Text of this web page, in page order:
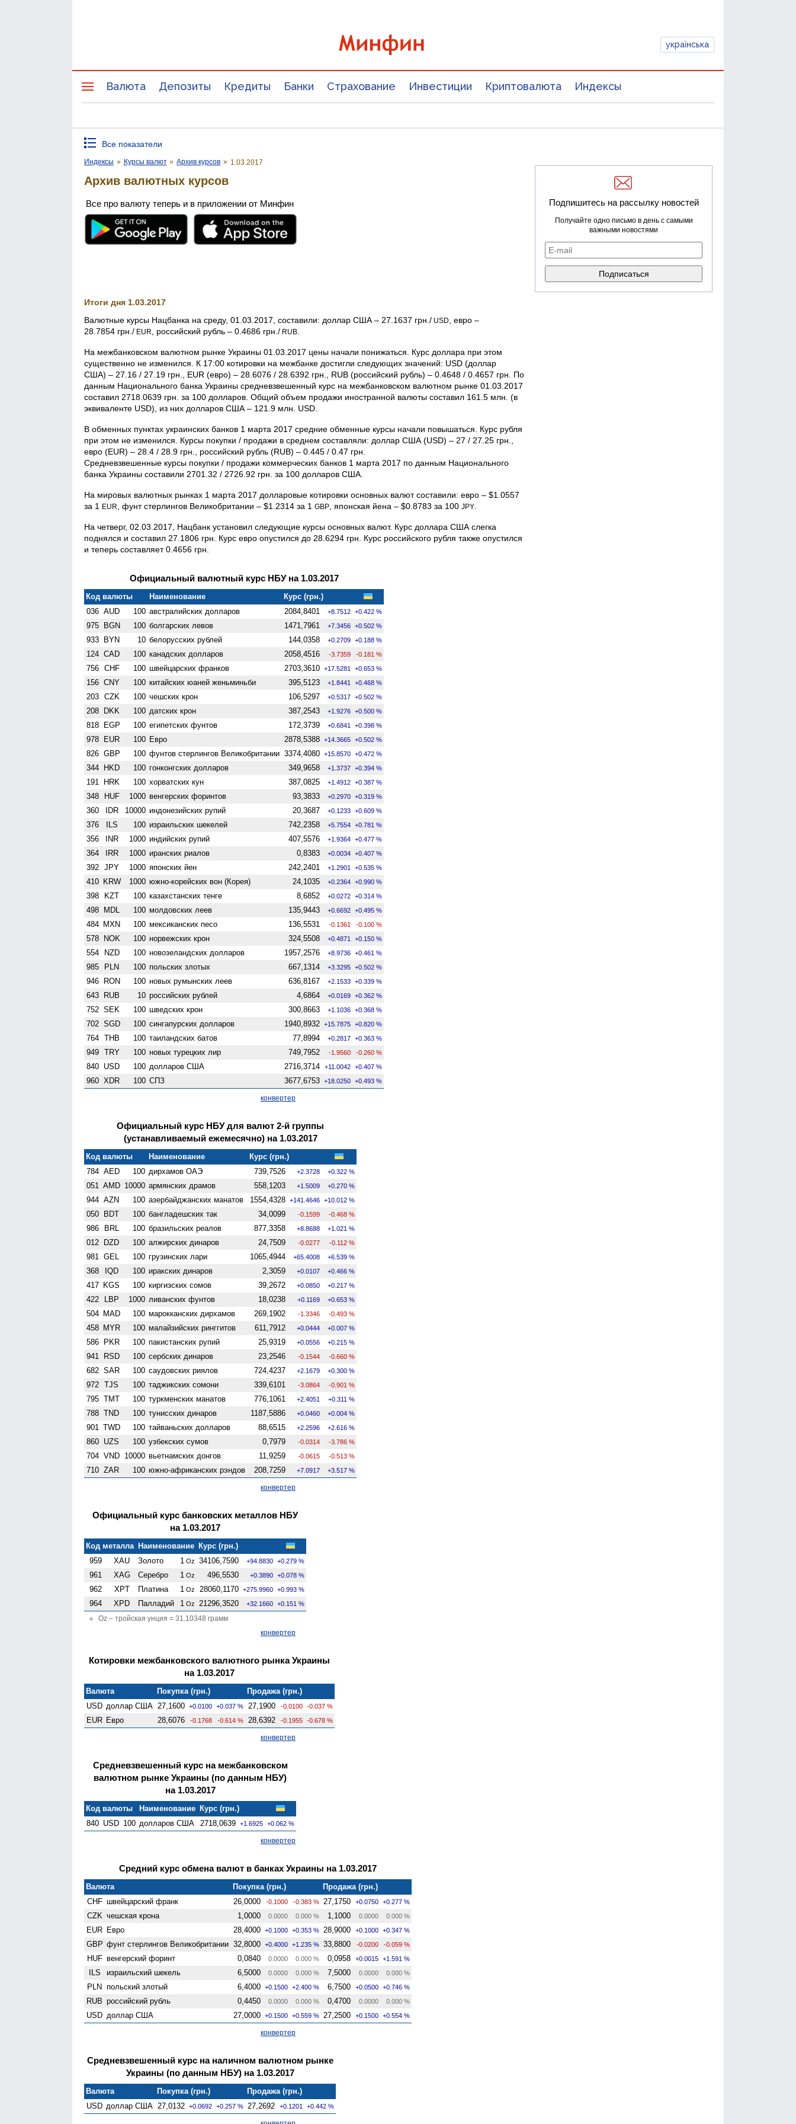
українська
Валюта Депозиты Кредиты Банки Страхование Инвестиции Криптовалюта Индексы
Все показатели
Индексы » Курсы валют » Архив курсов » 1.03.2017
Архив валютных курсов
Все про валюту теперь и в приложении от Минфин
Итоги дня 1.03.2017
Валютные курсы Нацбанка на среду, 01.03.2017, составили: доллар США – 27.1637 грн./ USD
, евро –
28.7854 грн./ EUR , российский рубль – 0.4686 грн./ RUB
На межбанковском валютном рынке Украины 01.03.2017 цены начали понижаться. Курс доллара при этом
существенно не изменился. К 17:00 котировки на межбанке достигли следующих значений: USD (доллар
США) – 27.16 / 27.19 грн., EUR (евро) – 28.6076 / 28.6392 грн., RUB (российский рубль) – 0.4648 / 0.4657 грн. По
данным Национального банка Украины средневзвешенный курс на межбанковском валютном рынке 01.03.2017
составил 2718.0639 грн. за 100 долларов. Общий объем продажи иностранной валюты составил 161.5 млн. (в
эквиваленте USD), из них долларов США – 121.9 млн. USD.
В обменных пунктах украинских банков 1 марта 2017 средние обменные курсы начали повышаться. Курс рубля
при этом не изменился. Курсы покупки / продажи в среднем составляли: доллар США (USD) – 27 / 27.25 грн.,
евро (EUR) – 28.4 / 28.9 грн., российский рубль (RUB) – 0.445 / 0.47 грн.
Средневзвешенные курсы покупки / продажи коммерческих банков 1 марта 2017 по данным Национального
банка Украины составили 2701.32 / 2726.92 грн. за 100 долларов США.
На мировых валютных рынках 1 марта 2017 долларовые котировки основных валют составили: евро – $1.0557
за 1 EUR , фунт стерлингов Великобритании – $1.2314 за 1 GBP , японская йена – $0.8783 за 100 JPY
На четверг, 02.03.2017, Нацбанк установил следующие курсы основных валют. Курс доллара США слегка
поднялся и составил 27.1806 грн. Курс евро опустился до 28.6294 грн. Курс российского рубля также опустился
и теперь составляет 0.4656 грн.
Официальный валютный курс НБУ на 1.03.2017
Код валюты Наименование
Курс (грн.)
036 AUD 100 австралийских долларов 2084,8401 +8.7512 +0.422 %
975 BGN 100 болгарских левов 1471,7961 +7.3456 +0.502 %
933 BYN 10 белорусских рублей 144,0358 +0.2709 +0.188 %
124 CAD 100 канадских долларов 2058,4516 -3.7359 -0.181 %
756 CHF 100 швейцарских франков 2703,3610 +17.5281 +0.653 %
156 CNY 100 китайских юаней женьминьби 395,5123 +1.8441 +0.468 %
203 CZK 100 чешских крон 106,5297 +0.5317 +0.502 %
208 DKK 100 датских крон 387,2543 +1.9276 +0.500 %
818 EGP 100 египетских фунтов 172,3739 +0.6841 +0.398 %
978 EUR 100 Евро 2878,5388 +14.3665 +0.502 %
826 GBP 100 фунтов стерлингов Велико­британии 3374,4080 +15.8570 +0.472 %
344 HKD 100 гонконгских долларов 349,9658 +1.3737 +0.394 %
191 HRK 100 хорватских кун 387,0825 +1.4912 +0.387 %
348 HUF 1000 венгерских форинтов 93,3833 +0.2970 +0.319 %
360 IDR 10000 индонезийских рупий 20,3687 +0.1233 +0.609 %
376 ILS 100 израильских шекелей 742,2358 +5.7554 +0.781 %
356 INR 1000 индийских рупий 407,5576 +1.9364 +0.477 %
364 IRR 1000 иранских риалов 0,8383 +0.0034 +0.407 %
392 JPY 1000 японских йен 242,2401 +1.2901 +0.535 %
410 KRW 1000 южно-корейских вон (Корея) 24,1035 +0.2364 +0.990 %
398 KZT 100 казахстанских тенге 8,6852 +0.0272 +0.314 %
498 MDL 100 молдовских леев 135,9443 +0.6692 +0.495 %
484 MXN 100 мексиканских песо 136,5531 -0.1361 -0.100 %
578 NOK 100 норвежских крон 324,5508 +0.4871 +0.150 %
554 NZD 100 ново­зеландских долларов 1957,2576 +8.9736 +0.461 %
985 PLN 100 польских злотых 667,1314 +3.3295 +0.502 %
946 RON 100 новых румынских леев 636,8167 +2.1533 +0.339 %
643 RUB 10 российских рублей 4,6864 +0.0169 +0.362 %
752 SEK 100 шведских крон 300,8663 +1.1036 +0.368 %
702 SGD 100 сингапурских долларов 1940,8932 +15.7875 +0.820 %
764 THB 100 таиландских батов 77,8994 +0.2817 +0.363 %
949 TRY 100 новых турецких лир 749,7952 -1.9560 -0.260 %
840 USD 100 долларов США 2716,3714 +11.0042 +0.407 %
960 XDR 100 СПЗ 3677,6753 +18.0250 +0.493 %
конвертер
Официальный курс НБУ для валют 2-й группы
(устанавливаемый ежемесячно) на 1.03.2017
Код валюты Наименование
Курс (грн.)
784 AED 100 дирхамов ОАЭ 739,7526 +2.3728 +0.322 %
051 AMD 10000 армянских драмов 558,1203 +1.5009 +0.270 %
944 AZN 100 азербайджанских манатов 1554,4328 +141.4646 +10.012 %
050 BDT 100 бангладешских так 34,0099 -0.1599 -0.468 %
986 BRL 100 бразильских реалов 877,3358 +8.8688 +1.021 %
012 DZD 100 алжирских динаров 24,7509 -0.0277 -0.112 %
981 GEL 100 грузинских лари 1065,4944 +65.4008 +6.539 %
368 IQD 100 иракских динаров 2,3059 +0.0107 +0.466 %
417 KGS 100 киргизских сомов 39,2672 +0.0850 +0.217 %
422 LBP 1000 ливанских фунтов 18,0238 +0.1169 +0.653 %
504 MAD 100 марокканских дирхамов 269,1902 -1.3346 -0.493 %
458 MYR 100 малайзийских ринггитов 611,7912 +0.0444 +0.007 %
586 PKR 100 пакистанских рупий 25,9319 +0.0556 +0.215 %
941 RSD 100 сербских динаров 23,2546 -0.1544 -0.660 %
682 SAR 100 саудовских риялов 724,4237 +2.1679 +0.300 %
972 TJS 100 таджикских сомони 339,6101 -3.0864 -0.901 %
795 TMT 100 туркменских манатов 776,1061 +2.4051 +0.311 %
788 TND 100 тунисских динаров 1187,5886 +0.0460 +0.004 %
901 TWD 100 тайваньских долларов 88,6515 +2.2596 +2.616 %
860 UZS 100 узбекских сумов 0,7979 -0.0314 -3.786 %
704 VND 10000 вьетнамских донгов 11,9259 -0.0615 -0.513 %
710 ZAR 100 южно-африканских рэндов 208,7259 +7.0917 +3.517 %
конвертер
Официальный курс банковских металлов НБУ
на 1.03.2017
Код металла Наименование Курс (грн.)
959
XAU Золото 1 Oz 34106,7590 +94.8830 +0.279 %
961 XAG Серебро 1 Oz 496,5530 +0.3890 +0.078 %
962 XPT Платина 1 Oz 28060,1170 +275.9960 +0.993 %
964 XPD Палладий 1 Oz 21296,3520 +32.1660 +0.151 %
Oz – тройская унция = 31.10348 грамм
конвертер
Котировки межбанковского валютного рынка Украины
на 1.03.2017
Валюта Покупка (грн.)
Продажа (грн.)
USD доллар США 27,1600 +0.0100 +0.037 % 27,1900 -0.0100 -0.037 %
EUR Евро 28,6076 -0.1768 -0.614 % 28,6392 -0.1955 -0.678 %
конвертер
Средневзвешенный курс на межбанковском
валютном рынке Украины (по данным НБУ)
на 1.03.2017
Код валюты Наименование Курс (грн.)
840 USD 100 долларов США 2718,0639 +1.6925 +0.062 %
конвертер
Средний курс обмена валют в банках Украины на 1.03.2017
Валюта Покупка (грн.)
Продажа (грн.)
CHF швейцарский франк 26,0000 -0.1000 -0.383 % 27,1750 +0.0750 +0.277 %
CZK чешская крона 1,0000 0.0000 0.000 % 1,1000 0.0000 0.000 %
EUR Евро 28,4000 +0.1000 +0.353 % 28,9000 +0.1000 +0.347 %
GBP фунт стерлингов Велико­британии 32,8000 +0.4000 +1.235 % 33,8800 -0.0200 -0.059 %
HUF венгерский форинт 0,0840 0.0000 0.000 % 0,0958 +0.0015 +1.591 %
ILS израильский шекель 6,5000 0.0000 0.000 % 7,5000 0.0000 0.000 %
PLN польский злотый 6,4000 +0.1500 +2.400 % 6,7500 +0.0500 +0.746 %
RUB российский рубль 0,4450 0.0000 0.000 % 0,4700 0.0000 0.000 %
USD доллар США 27,0000 +0.1500 +0.559 % 27,2500 +0.1500 +0.554 %
конвертер
Средневзвешенный курс на наличном валютном рынке
Украины (по данным НБУ) на 1.03.2017
Валюта Покупка (грн.)
Продажа (грн.)
USD доллар США 27,0132 +0.0692 +0.257 % 27,2692 +0.1201 +0.442 %
Подпишитесь на рассылку новостей
Получайте одно письмо в день с самыми
важными новостями